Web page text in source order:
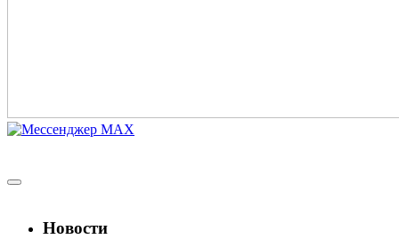
Новости